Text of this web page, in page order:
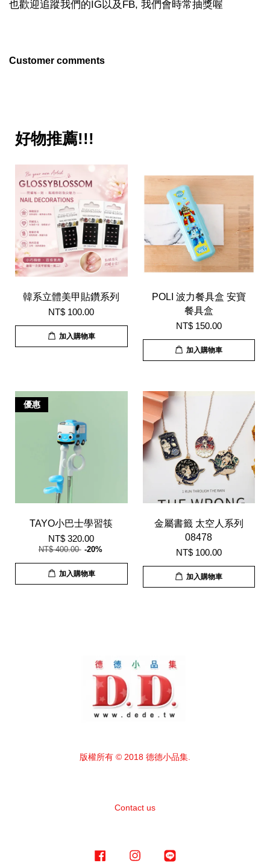
也歡迎追蹤我們的IG以及FB, 我們會時常抽獎喔
Customer comments
好物推薦!!!
韓系立體美甲貼鑽系列
NT$ 100.00
加入購物車
POLI 波力餐具盒 安寶
餐具盒
NT$ 150.00
加入購物車
優惠
TAYO小巴士學習筷
NT$ 320.00
NT$ 400.00 -20%
加入購物車
金屬書籤 太空人系列
08478
NT$ 100.00
加入購物車
版權所有 © 2018 德德小品集.
Contact us
Facebook Instagram